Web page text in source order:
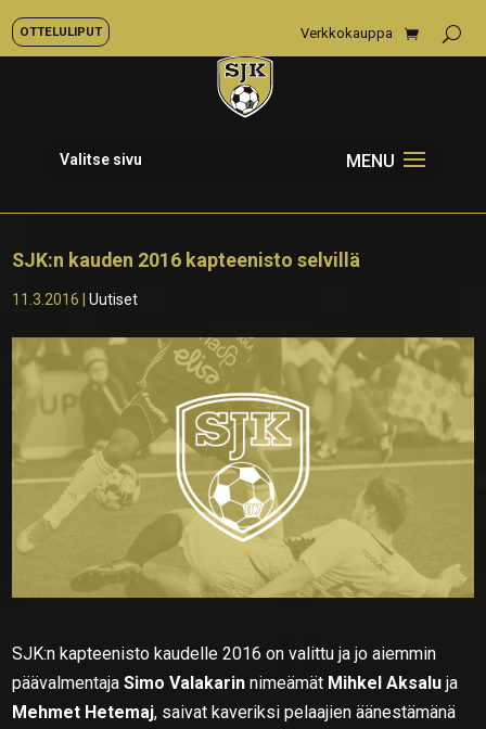
OTTELULIPUT Verkkokauppa
Valitse sivu
SJK:n kauden 2016 kapteenisto selvillä
11.3.2016 |Uutiset
SJK:n kapteenisto kaudelle 2016 on valittu ja jo aiemmin
päävalmentajaSimo Valakarin nimeämät Mihkel Aksalu ja
Mehmet Hetemaj, saivat kaveriksi pelaajien äänestämänä